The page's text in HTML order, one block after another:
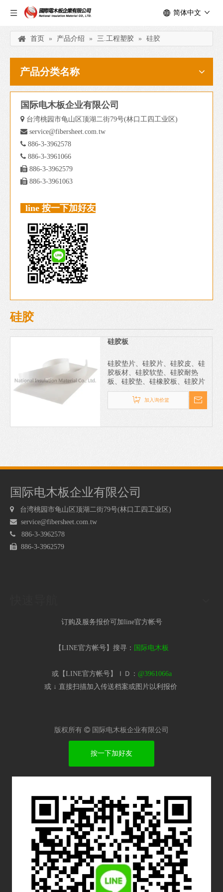
简体中文
首页 » 产品介绍 » 三.工程塑胶 » 硅胶
产品分类名称
国际电木板企业有限公司
 台湾桃园市龟山区顶湖二街79号(林口工四工业区)
 service@fibersheet.com.tw
 886-3-3962578
 886-3-3961066
 886-3-3962579
 886-3-3961063
line 按一下加好友
硅胶
硅胶板
硅胶垫片、硅胶片、硅胶皮、硅
胶板材、硅胶软垫、硅胶耐热
板、硅胶垫、硅橡胶板、硅胶片
加入询价篮
国际电木板企业有限公司
 台湾桃园市龟山区顶湖二街79号(林口工四工业区)
 service@fibersheet.com.tw
 886-3-3962578
 886-3-3962579
订购及服务报价可加line官方帐号
【LINE官方帐号】搜寻： 国际电木板
或【LINE官方帐号】ＩＤ： @3961066a
或 ↓ 直接扫描加入传送档案或图片以利报价​
版权所有  国际电木板企业有限公司
按一下加好友